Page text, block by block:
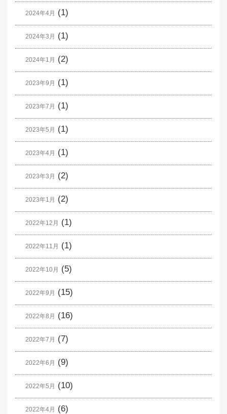
2024年4月 (1)
2024年3月 (1)
2024年1月 (2)
2023年9月 (1)
2023年7月 (1)
2023年5月 (1)
2023年4月 (1)
2023年3月 (2)
2023年1月 (2)
2022年12月 (1)
2022年11月 (1)
2022年10月 (5)
2022年9月 (15)
2022年8月 (16)
2022年7月 (7)
2022年6月 (9)
2022年5月 (10)
2022年4月 (6)